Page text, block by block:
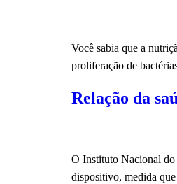
Você sabia que a
proliferação de
Relação da
O Instituto Nacional do
dispositivo, medida